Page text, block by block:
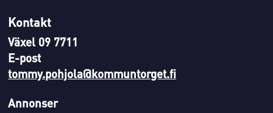
Kontakt
Växel 09 7711
E-post
tommy.pohjola@kommuntorget.fi
Annonser